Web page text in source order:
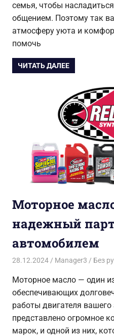
семья, чтобы
общением. Поэтому так
атмосферу уюта и
помочь
ЧИТАТЬ ДАЛЕЕ
Моторное
надежный
автомобилем
28.12.2024 Manager3 Без
Моторное масло — один
обеспечивающих
работы двигателя
представлено огромное
марок, и одной из них,